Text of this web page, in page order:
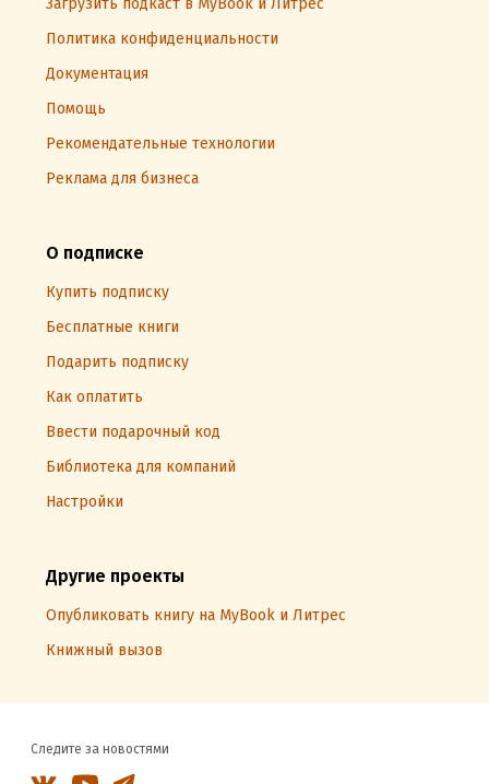
Загрузить подкаст в MyBook и Литрес
Политика конфиденциальности
Документация
Помощь
Рекомендательные технологии
Реклама для бизнеса
О подписке
Купить подписку
Бесплатные книги
Подарить подписку
Как оплатить
Ввести подарочный код
Библиотека для компаний
Настройки
Другие проекты
Опубликовать книгу на MyBook и Литрес
Книжный вызов
Следите за новостями